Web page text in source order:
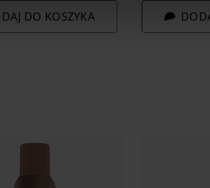
DO KOSZYKA